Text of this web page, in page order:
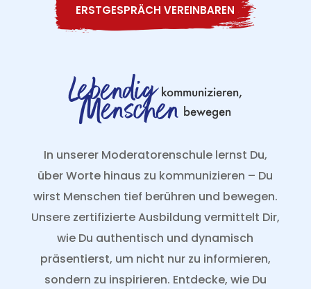
ERSTGESPRÄCH VEREINBAREN
Lebendigkommunizieren,
Menschen bewegen
In unserer Moderatorenschule lernst Du,
über Worte hinaus zu kommunizieren – Du
wirst Menschen tief berühren und bewegen.
Unsere zertifizierte Ausbildung vermittelt Dir,
wie Du authentisch und dynamisch
präsentierst, um nicht nur zu informieren,
sondern zu inspirieren. Entdecke, wie Du